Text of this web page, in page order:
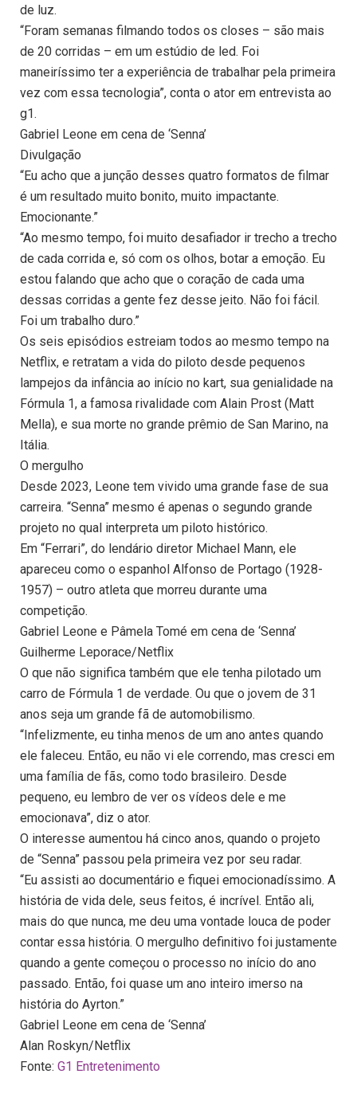
de luz.
“Foram semanas filmando todos os closes – são mais
de 20 corridas – em um estúdio de led. Foi
maneiríssimo ter a experiência de trabalhar pela primeira
vez com essa tecnologia”, conta o ator em entrevista ao
g1.
Gabriel Leone em cena de ‘Senna’
Divulgação
“Eu acho que a junção desses quatro formatos de filmar
é um resultado muito bonito, muito impactante.
Emocionante.”
“Ao mesmo tempo, foi muito desafiador ir trecho a trecho
de cada corrida e, só com os olhos, botar a emoção. Eu
estou falando que acho que o coração de cada uma
dessas corridas a gente fez desse jeito. Não foi fácil.
Foi um trabalho duro.”
Os seis episódios estreiam todos ao mesmo tempo na
Netflix, e retratam a vida do piloto desde pequenos
lampejos da infância ao início no kart, sua genialidade na
Fórmula 1, a famosa rivalidade com Alain Prost (Matt
Mella), e sua morte no grande prêmio de San Marino, na
Itália.
O mergulho
Desde 2023, Leone tem vivido uma grande fase de sua
carreira. “Senna” mesmo é apenas o segundo grande
projeto no qual interpreta um piloto histórico.
Em “Ferrari”, do lendário diretor Michael Mann, ele
apareceu como o espanhol Alfonso de Portago (1928-
1957) – outro atleta que morreu durante uma
competição.
Gabriel Leone e Pâmela Tomé em cena de ‘Senna’
Guilherme Leporace/Netflix
O que não significa também que ele tenha pilotado um
carro de Fórmula 1 de verdade. Ou que o jovem de 31
anos seja um grande fã de automobilismo.
“Infelizmente, eu tinha menos de um ano antes quando
ele faleceu. Então, eu não vi ele correndo, mas cresci em
uma família de fãs, como todo brasileiro. Desde
pequeno, eu lembro de ver os vídeos dele e me
emocionava”, diz o ator.
O interesse aumentou há cinco anos, quando o projeto
de “Senna” passou pela primeira vez por seu radar.
“Eu assisti ao documentário e fiquei emocionadíssimo. A
história de vida dele, seus feitos, é incrível. Então ali,
mais do que nunca, me deu uma vontade louca de poder
contar essa história. O mergulho definitivo foi justamente
quando a gente começou o processo no início do ano
passado. Então, foi quase um ano inteiro imerso na
história do Ayrton.”
Gabriel Leone em cena de ‘Senna’
Alan Roskyn/Netflix
Fonte: G1 Entretenimento